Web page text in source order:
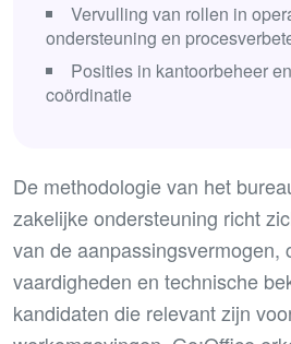
Vervulling van rollen in
ondersteuning en
Posities in kantoorbeheer
coördinatie
De methodologie van het
zakelijke ondersteuning richt
van de aanpassingsvermogen,
vaardigheden en technische
kandidaten die relevant zijn